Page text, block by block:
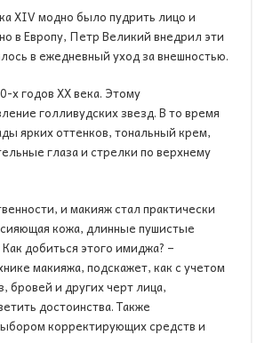
XIV модно было пудрить лицо и
в Европу, Петр Великий внедрил эти
в ежедневный уход за внешностью.
х годов ХХ века. Этому
голливудских звезд. В то время
ярких оттенков, тональный крем,
глаза и стрелки по верхнему
и макияж стал практически
кожа, длинные пушистые
добиться этого имиджа? –
макияжа, подскажет, как с учетом
бровей и других черт лица,
достоинства. Также
корректирующих средств и